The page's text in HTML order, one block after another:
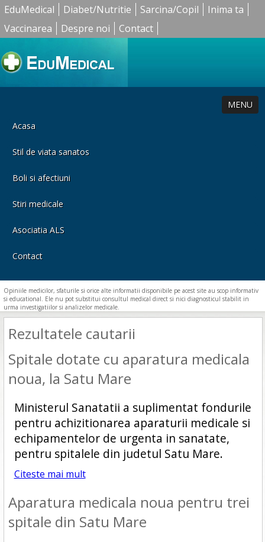
EduMedical Diabet/Nutritie Sarcina/Copil
Inima ta
Vaccinarea
Despre noi Contact
MENU
Acasa
Stil de viata sanatos
Boli si afectiuni
Stiri medicale
Asociatia ALS
Contact
Opiniile medicilor, sfaturile si orice alte informatii disponibile pe acest site au scop informativ
si educational. Ele nu pot substitui consultul medical direct si nici diagnosticul stabilit in
urma investigatiilor si analizelor medicale.
Rezultatele cautarii
Spitale dotate cu aparatura medicala
noua, la Satu Mare
Ministerul Sanatatii a suplimentat fondurile
pentru achizitionarea aparaturii medicale si
echipamentelor de urgenta in sanatate,
pentru spitalele din judetul Satu Mare.
Citeste mai mult
Aparatura medicala noua pentru trei
spitale din Satu Mare